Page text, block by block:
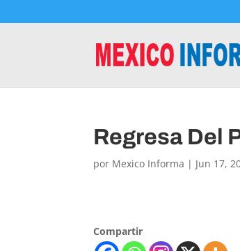
Regresa Del
por Mexico Informa | Jun 17,
Compartir